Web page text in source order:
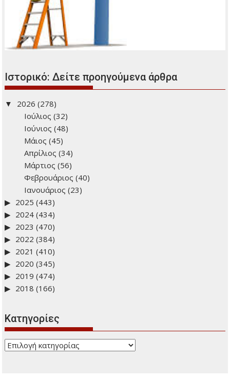
Ιστορικό: Δείτε προηγούμενα άρθρα
2026 (278)
Ιούλιος (32)
Ιούνιος (48)
Μάιος (45)
Απρίλιος (34)
Μάρτιος (56)
Φεβρουάριος (40)
Ιανουάριος (23)
2025 (443)
2024 (434)
2023 (470)
2022 (384)
2021 (410)
2020 (345)
2019 (474)
2018 (166)
Kατηγορίες
Kατηγορίες